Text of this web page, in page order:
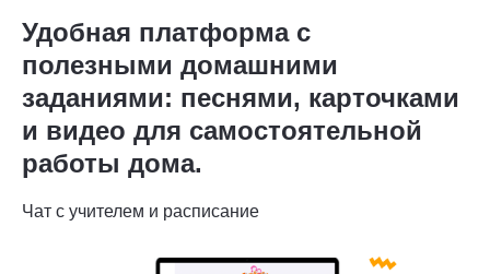
Удобная платформа с
полезными домашними
заданиями: песнями, карточками
и видео для самостоятельной
работы дома.
Чат с учителем и расписание